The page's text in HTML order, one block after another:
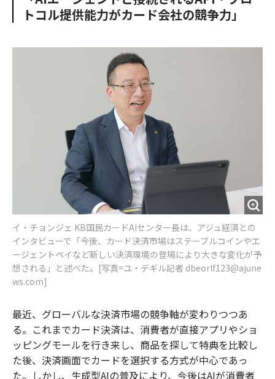
トコル提供能力がカード会社の競争力」
イ・チョンジェ KB国民カードAIセンター長は、アジュ経済との
インタビューで「今後、カード決済市場はステーブルコインやエ
ージェントペイなど新しい決済環境の登場により大きな変化が予
想される」と述べた。[写真=ユ・デギル記者 dbeorlf123@ajune
ws.com]
最近、グローバルな決済市場の競争軸が変わりつつあ
る。これまでカード決済は、消費者が直接アプリやショ
ッピングモールを行き来し、商品を探して特典を比較し
た後、決済画面でカードを選択する方式が中心であっ
た。しかし、生成型AIの普及により、今後はAIが消費者